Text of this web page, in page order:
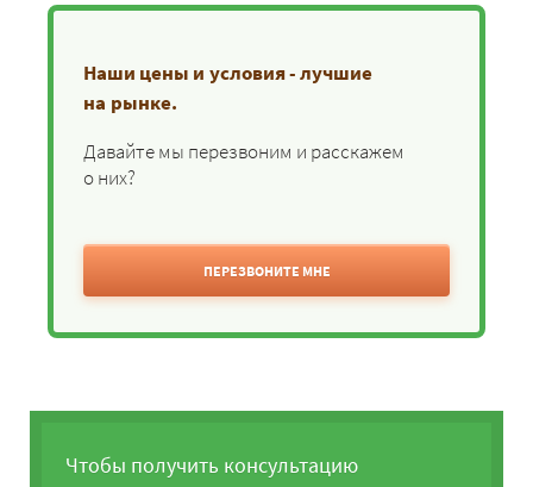
Наши цены и условия - лучшие
на рынке.
Давайте мы перезвоним и расскажем
о них?
ПЕРЕЗВОНИТЕ МНЕ
Чтобы получить консультацию